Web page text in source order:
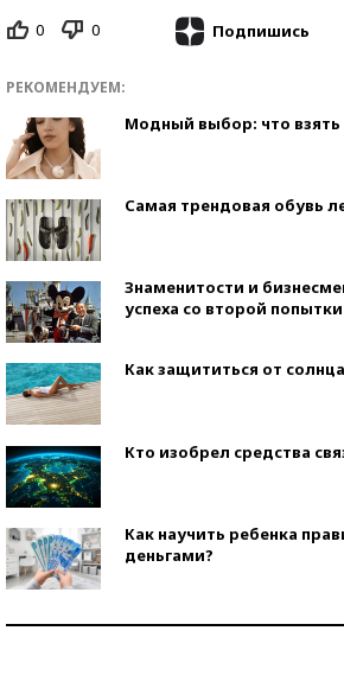
0 0 Подпишись
РЕКОМЕНДУЕМ:
Модный выбор: что взять
Самая трендовая обувь
Знаменитости и
успеха со второй попытки
Как защититься от
Кто изобрел средства
Как научить ребенка
деньгами?